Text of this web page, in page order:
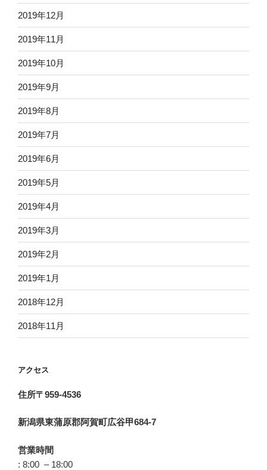
2019年12月
2019年11月
2019年10月
2019年9月
2019年8月
2019年7月
2019年6月
2019年5月
2019年4月
2019年3月
2019年2月
2019年1月
2018年12月
2018年11月
アクセス
住所〒959-4536
新潟県東蒲原郡阿賀町広谷甲684-7
営業時間
: 8:00 – 18:00